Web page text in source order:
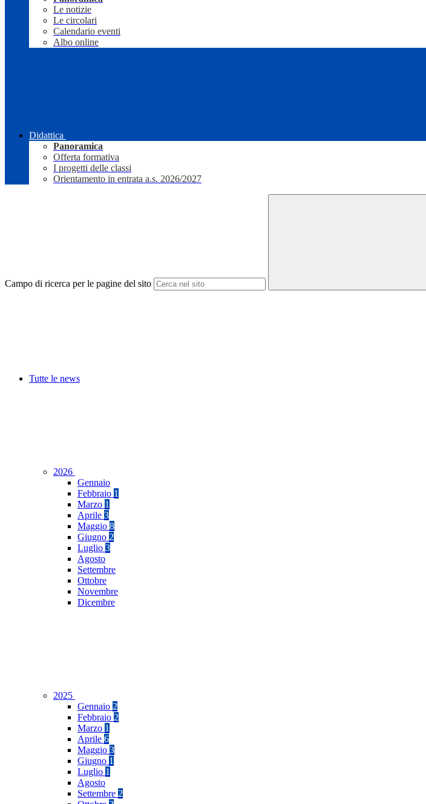
Le notizie
Le circolari
Calendario eventi
Albo online
Didattica
Panoramica
Offerta formativa
I progetti delle classi
Orientamento in entrata a.s. 2026/2027
Campo di ricerca per le pagine del sito
Tutte le news
2026
Gennaio
Febbraio 1
Marzo 1
Aprile 3
Maggio 8
Giugno 2
Luglio 3
Agosto
Settembre
Ottobre
Novembre
Dicembre
2025
Gennaio 2
Febbraio 2
Marzo 1
Aprile 6
Maggio 3
Giugno 1
Luglio 1
Agosto
Settembre 2